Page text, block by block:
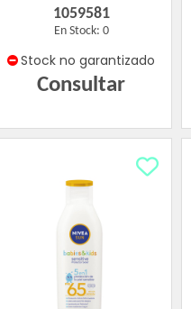
1059581
En Stock: 0
Stock no garantizado
Consultar